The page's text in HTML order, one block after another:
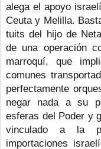
alega el apoyo
Ceuta y Melilla.
tuits del hijo de
de una operación
marroquí, que
comunes
perfectamente
negar nada a su
esferas del Poder y
vinculado a la
importaciones